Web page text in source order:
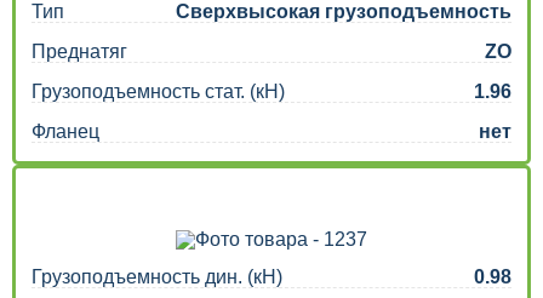
Тип
Сверхвысокая грузоподъемность
Преднатяг
ZO
Грузоподъемность стат. (кН)
1.96
Фланец
нет
Грузоподъемность дин. (кН)
0.98